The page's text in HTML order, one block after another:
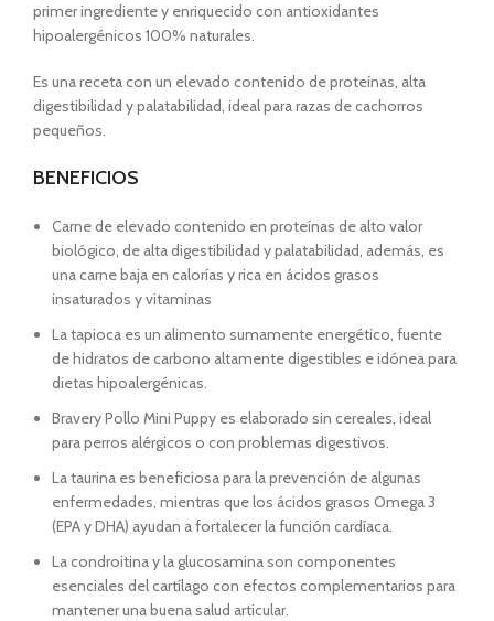
primer ingrediente y enriquecido con antioxidantes
hipoalergénicos 100% naturales.
Es una receta con un elevado contenido de proteínas, alta
digestibilidad y palatabilidad, ideal para razas de cachorros
pequeños.
BENEFICIOS
Carne de elevado contenido en proteínas de alto valor
biológico, de alta digestibilidad y palatabilidad, además, es
una carne baja en calorías y rica en ácidos grasos
insaturados y vitaminas
La tapioca es un alimento sumamente energético, fuente
de hidratos de carbono altamente digestibles e idónea para
dietas hipoalergénicas.
Bravery Pollo Mini Puppy es elaborado sin cereales, ideal
para perros alérgicos o con problemas digestivos.
La taurina es beneficiosa para la prevención de algunas
enfermedades, mientras que los ácidos grasos Omega 3
(EPA y DHA) ayudan a fortalecer la función cardíaca.
La condroitina y la glucosamina son componentes
esenciales del cartílago con efectos complementarios para
mantener una buena salud articular.